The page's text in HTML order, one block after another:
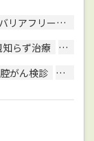
バリアフリー対応
知らず治療
顎関
がん検診 唾液検